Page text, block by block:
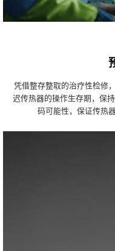
凭借整存整取的治疗性检修
迟传热器的操作生存期，保
码可能性，保证传热